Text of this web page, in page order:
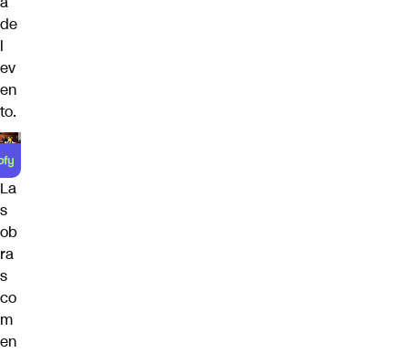
de
l
ev
en
to.
La
s
ob
ra
s
co
m
en